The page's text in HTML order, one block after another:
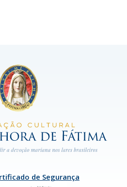
de Segurança